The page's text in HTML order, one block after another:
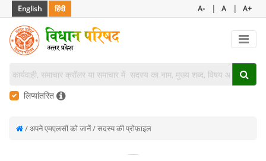
English हिंदी A- | A | A+
लिप्यांतरित
/ अपने एमएलसी को जानें / सदस्य की प्रोफ़ाइल